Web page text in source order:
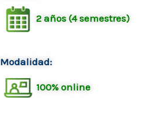
2 años (4 semestres)
Modalidad:
100% online